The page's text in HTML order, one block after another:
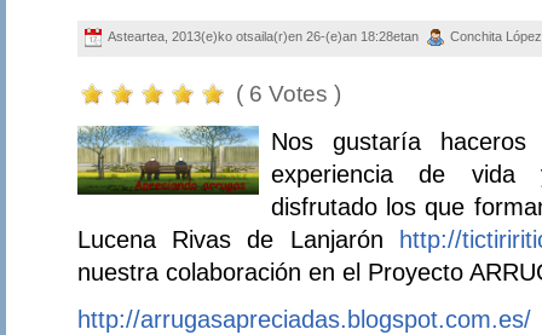
Asteartea, 2013(e)ko otsaila(r)en 26-(e)an 18:28etan Conchita
( 6 Votes )
Nos gustaría
experiencia de vida
disfrutado los que
Lucena Rivas de Lanjarón
http://
nuestra colaboración en el Proyecto
http://arrugasapreciadas.blogspot.com.es/